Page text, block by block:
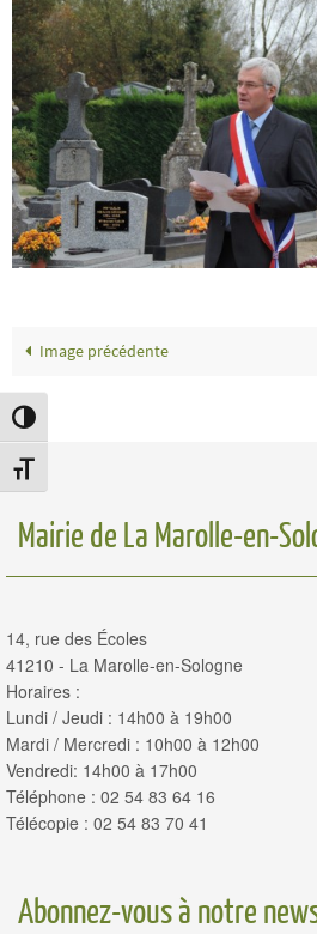
Passer en contraste élevé
Changer la taille de la police
Image précédente
Mairie de La Marolle-en-
14, rue des Écoles
41210 - La Marolle-en-Sologne
Horaires :
Lundi / Jeudi : 14h00 à 19h00
Mardi / Mercredi : 10h00 à 12h00
Vendredi: 14h00 à 17h00
Téléphone : 02 54 83 64 16
Télécopie : 02 54 83 70 41
Abonnez-vous à notre